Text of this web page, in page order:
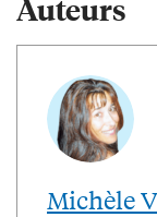
Auteurs
Michèle